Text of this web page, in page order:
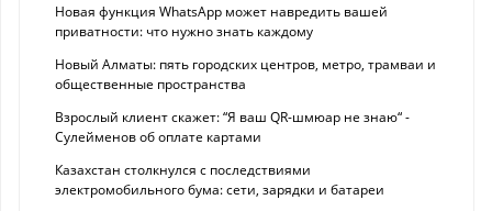
Новая функция WhatsApp может навредить вашей
приватности: что нужно знать каждому
Новый Алматы: пять городских центров, метро, трамваи и
общественные пространства
Взрослый клиент скажет: “Я ваш QR-шмюар не знаю“ -
Сулейменов об оплате картами
Казахстан столкнулся с последствиями
электромобильного бума: сети, зарядки и батареи